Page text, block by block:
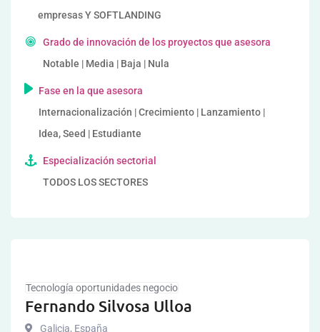
empresas Y SOFTLANDING
Grado de innovación de los proyectos que asesora
Notable | Media | Baja | Nula
Fase en la que asesora
Internacionalización | Crecimiento | Lanzamiento |
Idea, Seed | Estudiante
Especialización sectorial
TODOS LOS SECTORES
Tecnología oportunidades negocio
Fernando Silvosa Ulloa
Galicia, España